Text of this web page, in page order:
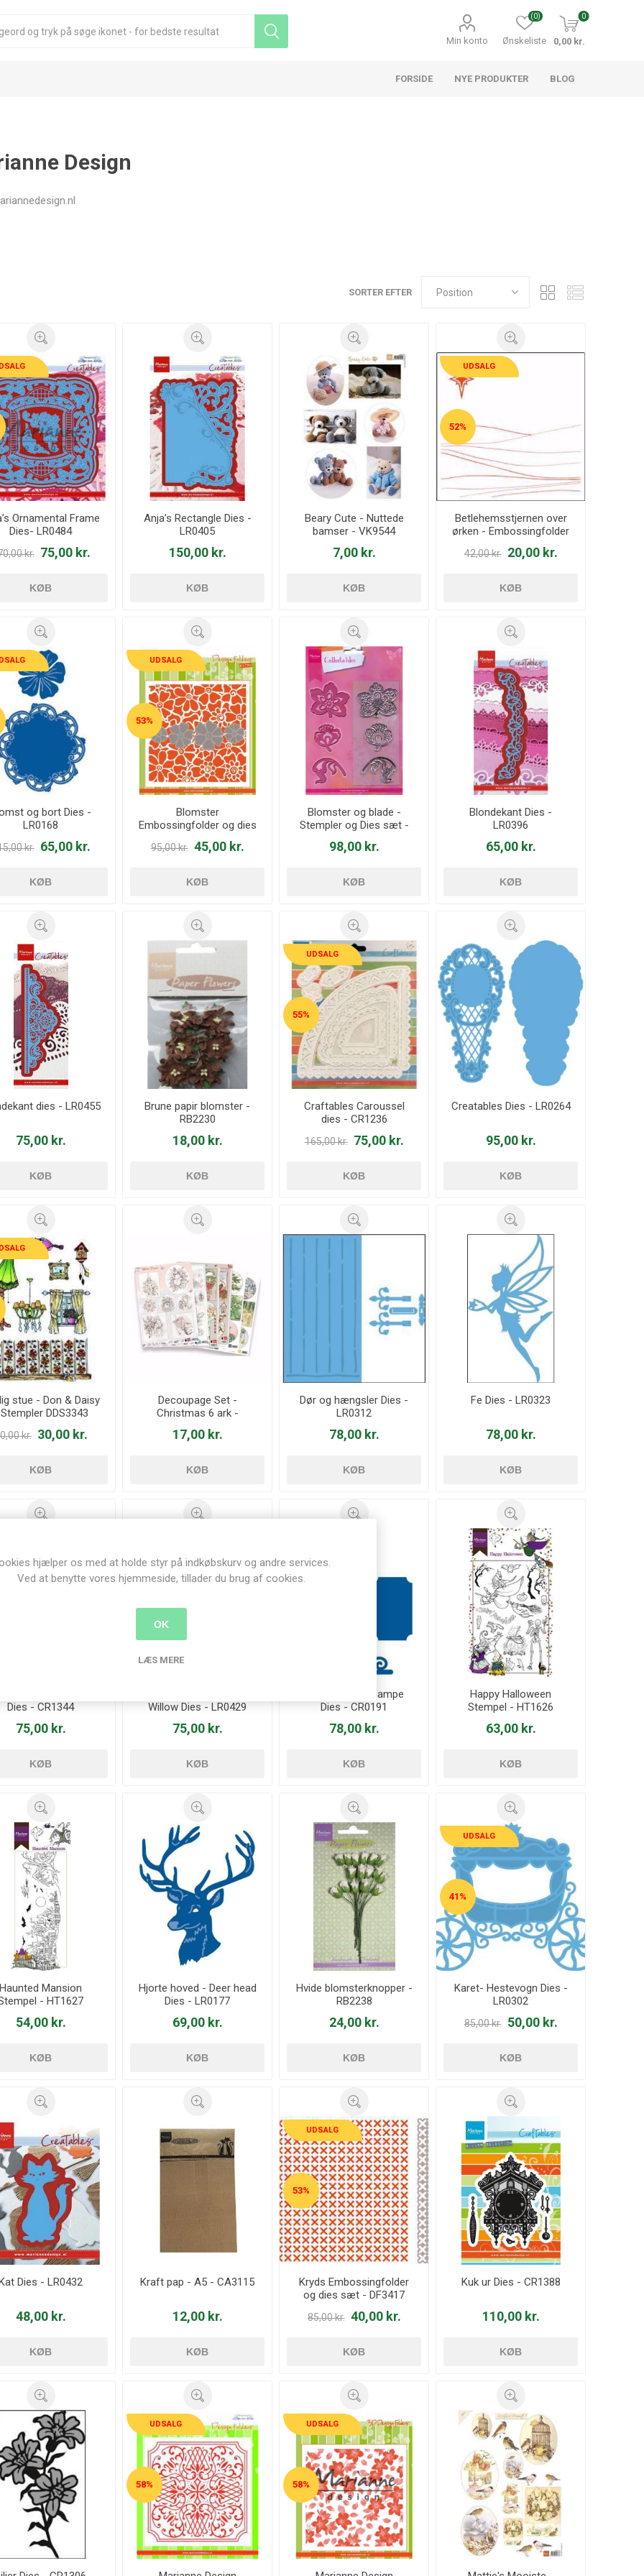
Min konto Ønskeliste
(0) 0
0,00 kr.
FORSIDE NYE PRODUKTER BLOG
Design
SORTER EFTER
Ornamental Frame
Dies- LR0484
kr. 75,00 kr.
KØB
Anja’s Rectangle Dies -
LR0405
150,00 kr.
KØB
Beary Cute - Nuttede
bamser - VK9544
7,00 kr.
KØB
UDSALG
52%
Betlehemsstjernen over
ørken - Embossingfolder
42,00 kr. 20,00 kr.
KØB
og bort Dies -
LR0168
kr. 65,00 kr.
KØB
UDSALG
53%
Blomster
Embossingfolder og dies
95,00 kr. 45,00 kr.
KØB
Blomster og blade -
Stempler og Dies sæt -
COL1303
98,00 kr.
KØB
Blondekant Dies -
LR0396
65,00 kr.
KØB
dies - LR0455
75,00 kr.
KØB
Brune papir blomster -
RB2230
18,00 kr.
KØB
UDSALG
55%
Craftables Caroussel
dies - CR1236
165,00 kr. 75,00 kr.
KØB
Creatables Dies - LR0264
95,00 kr.
KØB
stue - Don & Daisy
DDS3343
kr. 30,00 kr.
KØB
Decoupage Set -
Christmas 6 ark -
PA4098
17,00 kr.
KØB
Dør og hængsler Dies -
LR0312
78,00 kr.
KØB
Fe Dies - LR0323
78,00 kr.
KØB
Dies - CR1344
75,00 kr.
KØB
Willow Dies - LR0429
75,00 kr.
KØB
Hængeskilt og lampe
Dies - CR0191
78,00 kr.
KØB
Happy Halloween
Stempel - HT1626
63,00 kr.
KØB
Haunted Mansion
- HT1627
54,00 kr.
KØB
Hjorte hoved - Deer head
Dies - LR0177
69,00 kr.
KØB
Hvide blomsterknopper -
RB2238
24,00 kr.
KØB
UDSALG
41%
Karet- Hestevogn Dies -
LR0302
85,00 kr. 50,00 kr.
KØB
Dies - LR0432
48,00 kr.
KØB
Kraft pap - A5 - CA3115
12,00 kr.
KØB
UDSALG
53%
Kryds Embossingfolder
og dies sæt - DF3417
85,00 kr. 40,00 kr.
KØB
Kuk ur Dies - CR1388
110,00 kr.
KØB
UDSALG
58%
UDSALG
58%
hjælper os med at holde styr på indkøbskurv og andre services.
Ved at benytte vores hjemmeside, tillader du brug af cookies.
OK
LÆS MERE